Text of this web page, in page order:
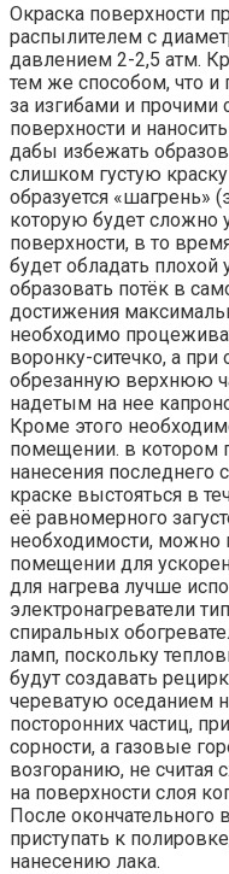
Окраска поверхности
распылителем с
давлением 2-2,5 атм.
тем же способом, что и
за изгибами и
поверхности и
дабы избежать
слишком густую
образуется «шагрень»
которую будет сложно
поверхности, в то
будет обладать
образовать потёк в
достижения
необходимо
воронку-ситечко, а при
обрезанную верхнюю
надетым на нее
Кроме этого
помещении. в котором
нанесения последнего
краске выстояться в
её равномерного
необходимости, можно
помещении для
для нагрева лучше
электронагреватели
спиральных
ламп, поскольку
будут создавать
череватую оседанием
посторонних частиц,
сорности, а газовые
возгоранию, не считая
на поверхности слоя
После
приступать к
нанесению лака.